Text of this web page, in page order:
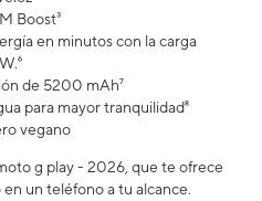
Boost³
en minutos con la carga
de 5200 mAh⁷
para mayor tranquilidad⁸
vegano
g play - 2026, que te ofrece
un teléfono a tu alcance.